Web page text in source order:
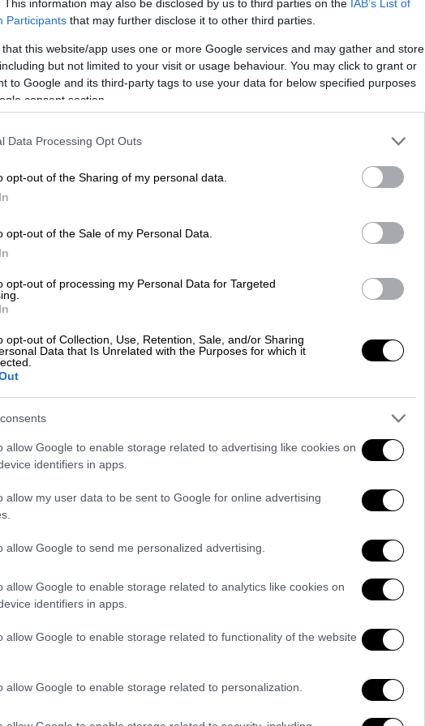
This information may also be disclosed by us to third parties on the IAB’s List of
Participants that may further disclose it to other third parties.
that this website/app uses one or more Google services and may gather and store
but not limited to your visit or usage behaviour. You may click to grant or
to Google and its third-party tags to use your data for below specified purposes
consent section.
Data Processing Opt Outs
opt-out of the Sharing of my personal data.
opt-out of the Sale of my Personal Data.
opt-out of processing my Personal Data for Targeted
opt-out of Collection, Use, Retention, Sale, and/or Sharing
Data that Is Unrelated with the Purposes for which it
allow Google to enable storage related to advertising like cookies on
identifiers in apps.
allow my user data to be sent to Google for online advertising
allow Google to send me personalized advertising.
allow Google to enable storage related to analytics like cookies on
identifiers in apps.
allow Google to enable storage related to functionality of the website
allow Google to enable storage related to personalization.
των στόχων τους. Πλέον ο
πωλητής. Θα πρέπει να έχει μία ολιστική
και κυρίως την άμεση εξυπηρέτησή
που δεν μπορούν να κάνουν τα
να υιοθετήσουν τον ψηφιακό
μπορούν δηλαδή να προσεγγίσουν την
αλλά και να υιοθετήσουν μοντέλα
να προσεγγίσουν ενδιαφερόμενους που
χώρας αλλά και στον πλανήτη (έλληνες
την συνομιλία του διαμεσολαβητή
βρίσκεται αυτός και ότι ώρα θέλει
προιόντων
στην περίπτωση του ατυχήματος ή της
συμβολαίων
πράκτορα και
ασφαλιστικών διαμεσολαβητών,
για λογαριασμό της Ασφαλιστικής
ενεργεί για λογαριασμό των
από τα ανωτέρω ότι ο Μεσίτης ενεργεί
πελάτη που θέλει να ασφαλιστεί και η
των ασφαλιστικών αναγκών
επιχείρησης, στην επίτευξη